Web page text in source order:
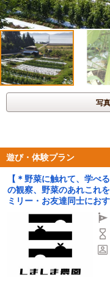
写
遊び・体験プラン
【＊野菜に触れて、学べ
の観察、野菜のあれこれ
ミリー・お友達同士にお